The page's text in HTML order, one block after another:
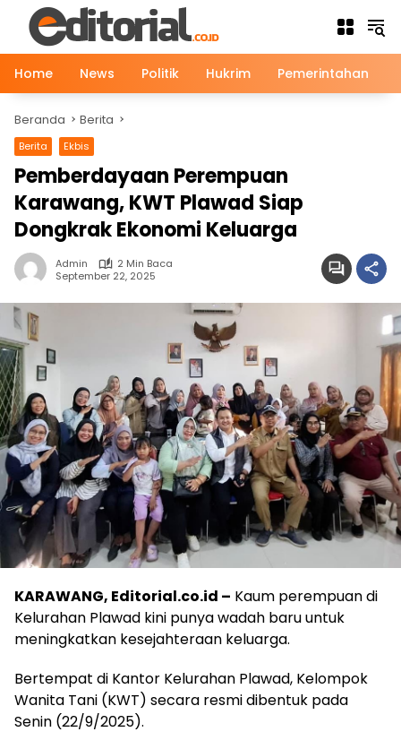
Langsung
konten
Home
News Politik Hukrim Pemerintahan
Beranda Berita
Berita Ekbis
Pemberdayaan Perempuan
Karawang, KWT Plawad Siap
Dongkrak Ekonomi Keluarga
Admin
2 Min Baca
September 22, 2025
KARAWANG, Editorial.co.id – Kaum perempuan di
Kelurahan Plawad kini punya wadah baru untuk
meningkatkan kesejahteraan keluarga.
Bertempat di Kantor Kelurahan Plawad, Kelompok
Wanita Tani (KWT) secara resmi dibentuk pada
Senin (22/9/2025).